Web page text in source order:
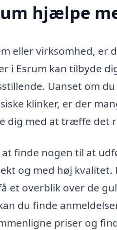
hjælpe
eller virksomhed, er
i Esrum kan tilbyde
Uanset om
klinker, er der
dig med at træffe det
finde nogen til at
og med høj
et overblik over de
du finde
priser og